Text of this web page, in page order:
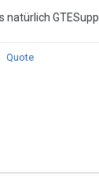
natürlich GTESupp
Quote